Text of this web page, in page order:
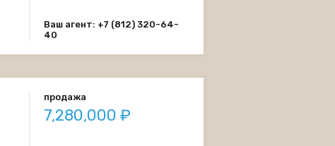
Ваш агент: +7 (812) 320-64-
40
продажа
7,280,000 ₽